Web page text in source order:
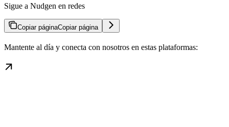
Sigue a Nudgen en redes
Copiar páginaCopiar página
Mantente al día y conecta con nosotros en estas plataformas: